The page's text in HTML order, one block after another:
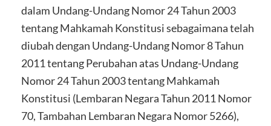
dalam Undang-Undang Nomor 24 Tahun 2003
tentang Mahkamah Konstitusi sebagaimana telah
diubah dengan Undang-Undang Nomor 8 Tahun
2011 tentang Perubahan atas Undang-Undang
Nomor 24 Tahun 2003 tentang Mahkamah
Konstitusi (Lembaran Negara Tahun 2011 Nomor
70, Tambahan Lembaran Negara Nomor 5266),